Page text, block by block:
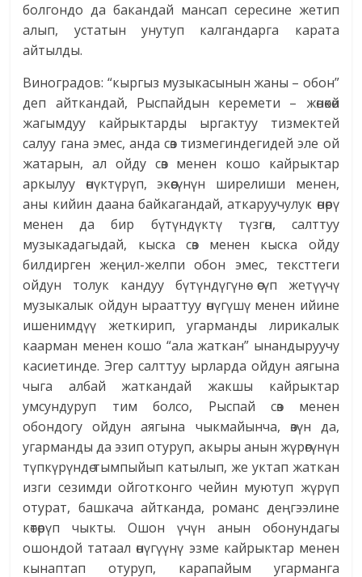
болгондо да бакандай мансап сересине жетип
алып, устатын унутуп калгандарга карата
айтылды.
Виноградов: “кыргыз музыкасынын жаны – обон”
деп айткандай, Рыспайдын керемети – жөнөкөй
жагымдуу кайрыктарды ыргактуу тизмектей
салуу гана эмес, анда сөз тизмегиндегидей эле ой
жатарын, ал ойду сөз менен кошо кайрыктар
аркылуу өнүктүрүп, экөөсүнүн ширелиши менен,
аны кийин даана байкагандай, аткаруучулук өнөрү
менен да бир бүтүндүктү түзгөн, салттуу
музыкадагыдай, кыска сөз менен кыска ойду
билдирген жеңил-желпи обон эмес, тексттеги
ойдун толук кандуу бүтүндүгүнө өсүп жетүүчү
музыкалык ойдун ырааттуу өнүгүшү менен ийине
ишенимдүү жеткирип, угарманды лирикалык
каарман менен кошо “ала жаткан” ынандыруучу
касиетинде. Эгер салттуу ырларда ойдун аягына
чыга албай жаткандай жакшы кайрыктар
умсундуруп тим болсо, Рыспай сөз менен
обондогу ойдун аягына чыкмайынча, өзүн да,
угарманды да эзип отуруп, акыры анын жүрөгүнүн
түпкүрүндө тымпыйып катылып, же уктап жаткан
изги сезимди ойготконго чейин муютуп жүрүп
отурат, башкача айтканда, романс деңгээлине
көтөрүп чыкты. Ошон үчүн анын обонундагы
ошондой татаал өнүгүүнү эзме кайрыктар менен
кынаптап отуруп, карапайым угарманга